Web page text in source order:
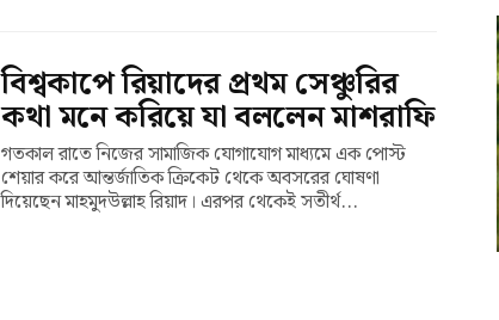
বিশ্বকাপে রিয়াদের প্রথম সেঞ্চুরির
কথা মনে করিয়ে যা বললেন মাশরাফি
গতকাল রাতে নিজের সামাজিক যোগাযোগ মাধ্যমে এক পোস্ট
শেয়ার করে আন্তর্জাতিক ক্রিকেট থেকে অবসরের ঘোষণা
দিয়েছেন মাহমুদউল্লাহ রিয়াদ। এরপর থেকেই সতীর্থ...